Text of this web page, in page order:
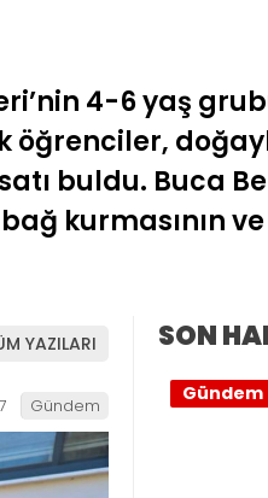
4-6 yaş
öğrenciler,
buldu. Buca
kurmasının
YAZILARI
Gündem
SON
Gündem